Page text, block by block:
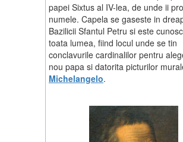
papei Sixtus al IV-lea, de unde ii
numele. Capela se gaseste in
Bazilicii Sfantul Petru si este
toata lumea, fiind locul unde se tin
conclavurile cardinalilor pentru
nou papa si datorita picturilor
Michelangelo.